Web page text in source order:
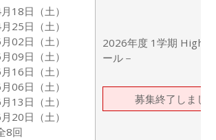
18日（土）
25日（土）
02日（土）
09日（土）
16日（土）
06日（土）
13日（土）
20日（土）
8回
2026年度 1学期 High
ール－
募集終了しまし